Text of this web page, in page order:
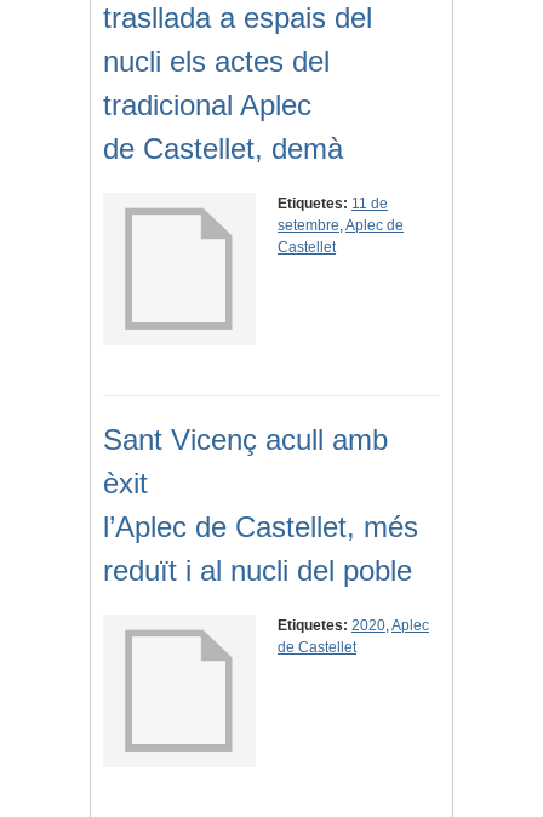
trasllada a espais del
nucli els actes del
tradicional Aplec
de Castellet, demà
Etiquetes: 11 de
setembre,Aplec de
Castellet
Sant Vicenç acull amb
èxit
l’Aplec de Castellet, més
reduït i al nucli del poble
Etiquetes: 2020,Aplec
de Castellet